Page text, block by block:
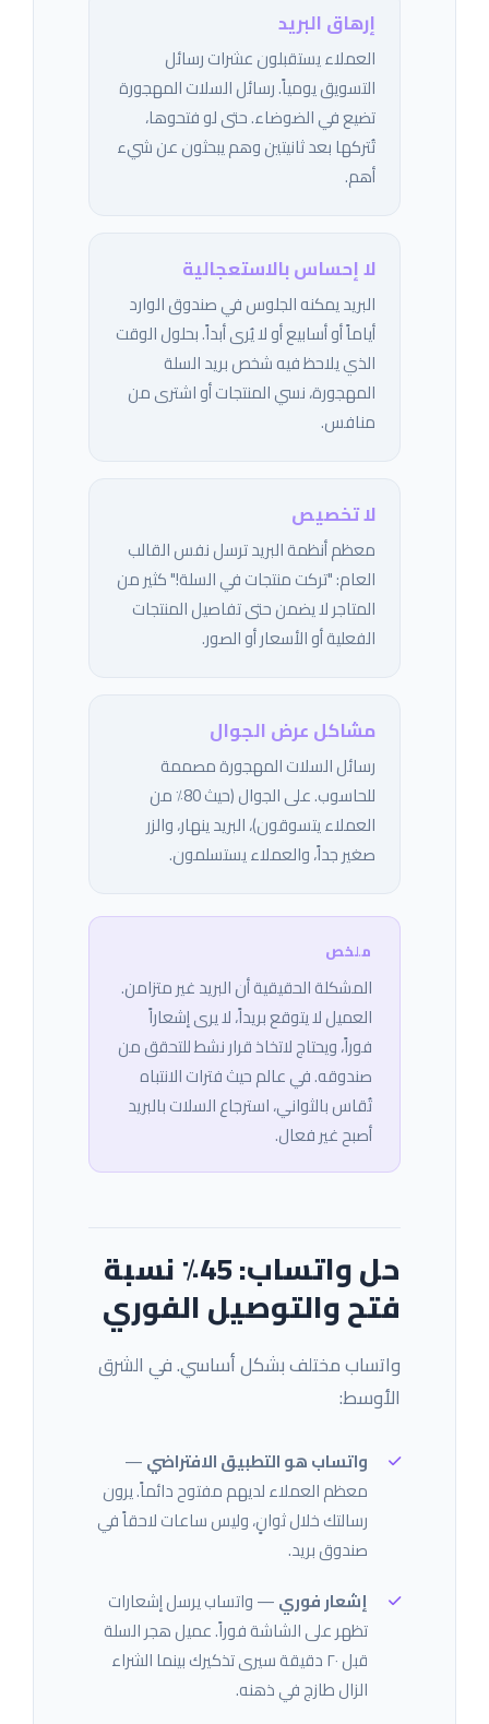
إرهاق البريد
العملاء يستقبلون عشرات رسائل
التسويق يومياً. رسائل السلات المهجورة
تضيع في الضوضاء. حتى لو فتحوها،
تُتركها بعد ثانيتين وهم يبحثون عن شيء
أهم.
لا إحساس بالاستعجالية
البريد يمكنه الجلوس في صندوق الوارد
أياماً أو أسابيع أو لا يُرى أبداً. بحلول الوقت
الذي يلاحظ فيه شخص بريد السلة
المهجورة، نسي المنتجات أو اشترى من
منافس.
لا تخصيص
معظم أنظمة البريد ترسل نفس القالب
العام: "تركت منتجات في السلة!" كثير من
المتاجر لا يضمن حتى تفاصيل المنتجات
الفعلية أو الأسعار أو الصور.
مشاكل عرض الجوال
رسائل السلات المهجورة مصممة
للحاسوب. على الجوال (حيث 80٪ من
العملاء يتسوقون)، البريد ينهار، والزر
صغير جداً، والعملاء يستسلمون.
المشكلة الحقيقية أن البريد غير متزامن.
العميل لا يتوقع بريداً، لا يرى إشعاراً
فوراً، ويحتاج لاتخاذ قرار نشط للتحقق من
صندوقه. في عالم حيث فترات الانتباه
تُقاس بالثواني، استرجاع السلات بالبريد
أصبح غير فعال.
حل واتساب: 45٪ نسبة
فتح والتوصيل الفوري
واتساب مختلف بشكل أساسي. في الشرق
الأوسط:
واتساب هو التطبيق الافتراضي—
معظم العملاء لديهم مفتوح دائماً. يرون
رسالتك خلال ثوانٍ، وليس ساعات لاحقاً في
صندوق بريد.
إشعار فوري— واتساب يرسل إشعارات
تظهر على الشاشة فوراً. عميل هجر السلة
قبل ٢٠ دقيقة سيرى تذكيرك بينما الشراء
الزال طازج في ذهنه.